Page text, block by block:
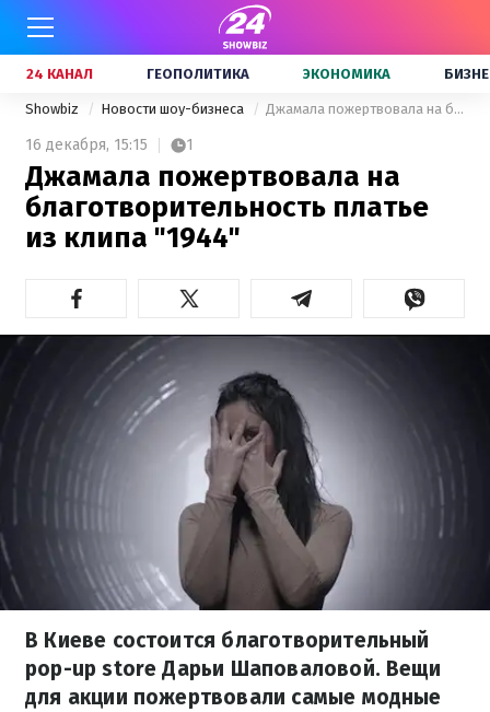
24 КАНАЛ ГЕОПОЛИТИКА ЭКОНОМИКА
Showbiz Новости шоу-бизнеса Джамала пожертвовала на благотворительность платье из клипа "1944"
16 декабря, 15:15 1
Джамала пожертвовала на
благотворительность платье
из клипа "1944"
В Киеве состоится благотворительный
pop-up store Дарьи Шаповаловой. Вещи
для акции пожертвовали самые модные